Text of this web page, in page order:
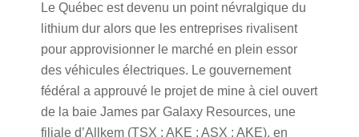
Le Québec est devenu un point névralgique du
lithium dur alors que les entreprises rivalisent
pour approvisionner le marché en plein essor
des véhicules électriques. Le gouvernement
fédéral a approuvé le projet de mine à ciel ouvert
de la baie James par Galaxy Resources, une
filiale d’Allkem (TSX : AKE ; ASX : AKE), en